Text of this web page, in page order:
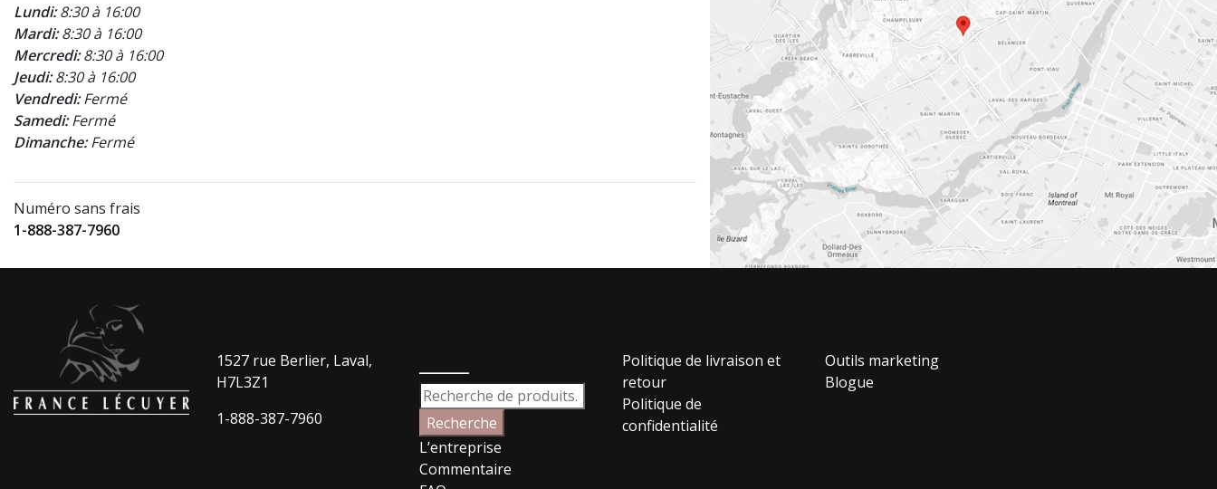
Lundi:8:30 à 16:00
Mardi:8:30 à 16:00
Mercredi:8:30 à 16:00
Jeudi:8:30 à 16:00
Vendredi:Fermé
Samedi:Fermé
Dimanche:Fermé
Numéro sans frais
1-888-387-7960
1527 rue Berlier, Laval,
H7L3Z1
1-888-387-7960
Recherche
pour :
Recherche
L’entreprise
Commentaire
Politique de livraison et
retour
Politique de
confidentialité
Outils marketing
Blogue